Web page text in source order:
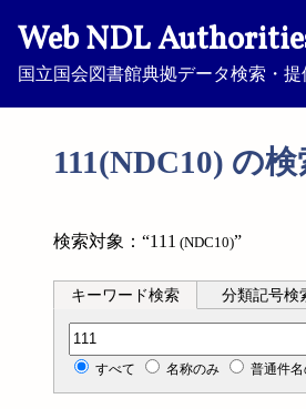
Web NDL
国立国会図書館典拠データ検索・提
111(NDC10) の
検索対象：“111 (NDC10)”
キーワード検索 分類記号検
分類記号検索
すべて 名称のみ 普通件